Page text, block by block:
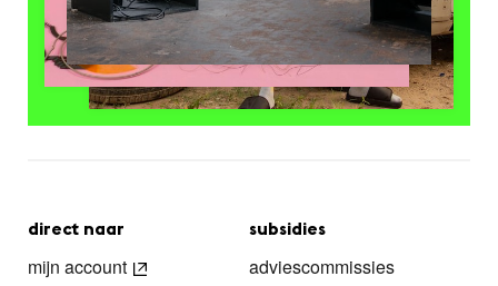
direct naar
mijn account
subsidies
adviescommissies